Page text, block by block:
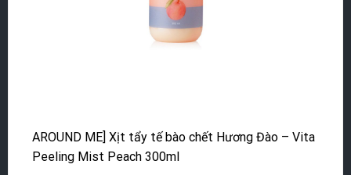
AROUND ME] Xịt tẩy tế bào chết Hương Đào – Vita
Peeling Mist Peach 300ml